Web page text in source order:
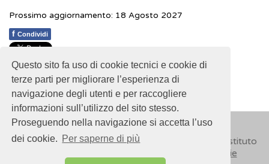
Questo sito fa uso di cookie tecnici e cookie di
terze parti per migliorare l’esperienza di
navigazione degli utenti e per raccogliere
informazioni sull’utilizzo del sito stesso.
Proseguendo nella navigazione si accetta l’uso
dei cookie. Per saperne di più
Prossimo aggiornamento: 18 Agosto 2027
f Condividi
1 1 1 1 1 Rating 2.00 (4 Votes)
© 2018ISSalute - Sito sviluppato e gestito dall’Istituto
Cookie